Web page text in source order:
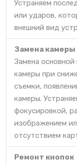
Устраняем
или ударов,
внешний вид
Замена камеры
Замена
камеры при
съемки,
камеры.
фокусировкой,
изображением
отсутствием
Ремонт кнопок